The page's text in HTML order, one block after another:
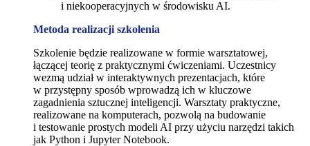
i niekooperacyjnych w środowisku AI.
Metoda realizacji szkolenia
Szkolenie będzie realizowane w formie warsztatowej,
łączącej teorię z praktycznymi ćwiczeniami. Uczestnicy
wezmą udział w interaktywnych prezentacjach, które
w przystępny sposób wprowadzą ich w kluczowe
zagadnienia sztucznej inteligencji. Warsztaty praktyczne,
realizowane na komputerach, pozwolą na budowanie
i testowanie prostych modeli AI przy użyciu narzędzi takich
jak Python i Jupyter Notebook.